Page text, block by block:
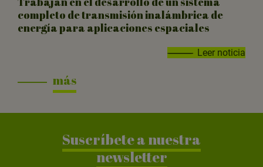
completo de transmisión inalámbrica de
energía para aplicaciones espaciales
Leer noticia
más
Suscríbete a nuestra
newsletter